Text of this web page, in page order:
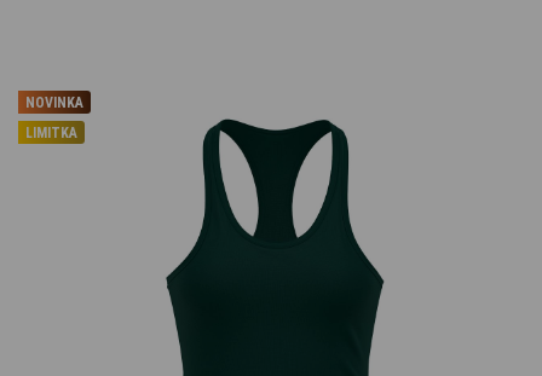
NOVINKA
LIMITKA